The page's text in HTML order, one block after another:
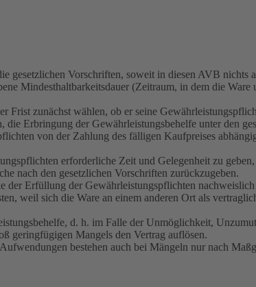
gesetzlichen Vorschriften, soweit in diesen AVB nichts
Mindesthaltbarkeitsdauer (Zeitraum, in dem die
Frist zunächst wählen, ob er seine
Erbringung der Gewährleistungsbehelfe unter den
von der Zahlung des fälligen Kaufpreises
erforderliche Zeit und Gelegenheit zu
nach den gesetzlichen Vorschriften zurückzugeben.
Erfüllung der Gewährleistungspflichten
weil sich die Ware an einem anderen Ort als
d. h. im Falle der Unmöglichkeit,
geringfügigen Mangels den Vertrag auflösen.
bestehen auch bei Mängeln nur nach